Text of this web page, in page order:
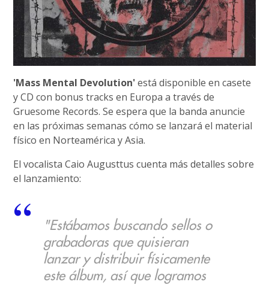
'Mass Mental Devolution'está disponible en casete
y CD con bonus tracks en Europa a través de
Gruesome Records. Se espera que la banda anuncie
en las próximas semanas cómo se lanzará el material
físico en Norteamérica y Asia.
El vocalista Caio Augusttus cuenta más detalles sobre
el lanzamiento:
"Estábamos buscando sellos o
grabadoras que quisieran
lanzar y distribuir físicamente
este álbum, así que logramos